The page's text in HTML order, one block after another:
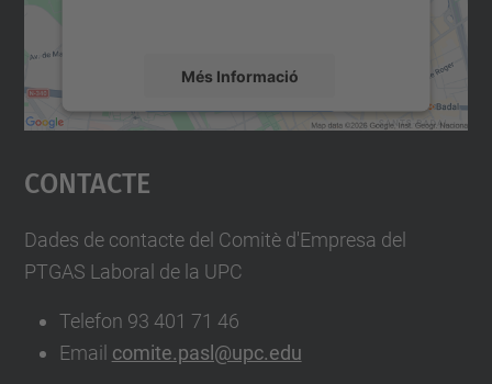
Més Informació
Accepta
powered by
Contacte
Dades de contacte del Comitè d'Empresa del
PTGAS Laboral de la UPC
Telefon 93 401 71 46
Email comite.pasl@upc.edu